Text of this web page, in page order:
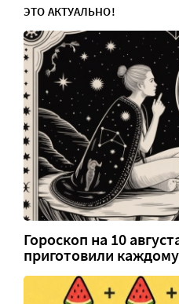
ЭТО АКТУАЛЬНО!
Гороскоп на 10
приготовили